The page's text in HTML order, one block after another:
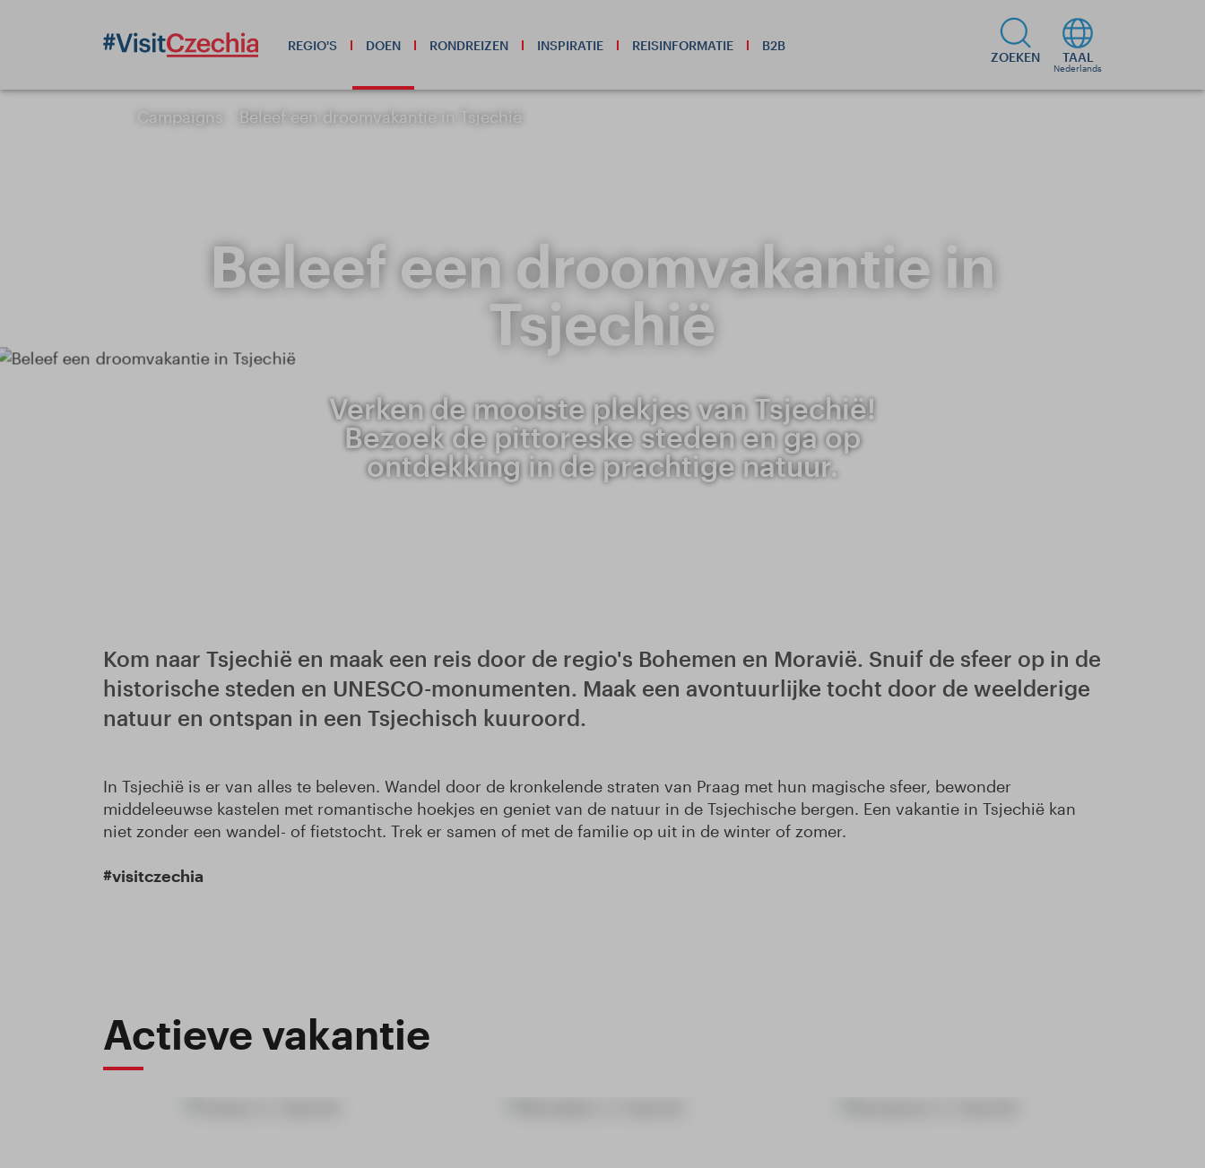
REGIO'S DOEN RONDREIZEN INSPIRATIE REISINFORMATIE B2B
ZOEKEN TAAL
Nederlands
Campaigns Beleef een droomvakantie in Tsjechië
Beleef een droomvakantie in
Tsjechië
Verken de mooiste plekjes van Tsjechië!
Bezoek de pittoreske steden en ga op
ontdekking in de prachtige natuur.
Kom naar Tsjechië en maak een reis door de regio's Bohemen en Moravië. Snuif de sfeer op in de
historische steden en UNESCO-monumenten. Maak een avontuurlijke tocht door de weelderige
natuur en ontspan in een Tsjechisch kuuroord.
In Tsjechië is er van alles te beleven. Wandel door de kronkelende straten van Praag met hun magische sfeer, bewonder
middeleeuwse kastelen met romantische hoekjes en geniet van de natuur in de Tsjechische bergen. Een vakantie in Tsjechië kan
niet zonder een wandel- of fietstocht. Trek er samen of met de familie op uit in de winter of zomer.
#visitczechia
Actieve vakantie